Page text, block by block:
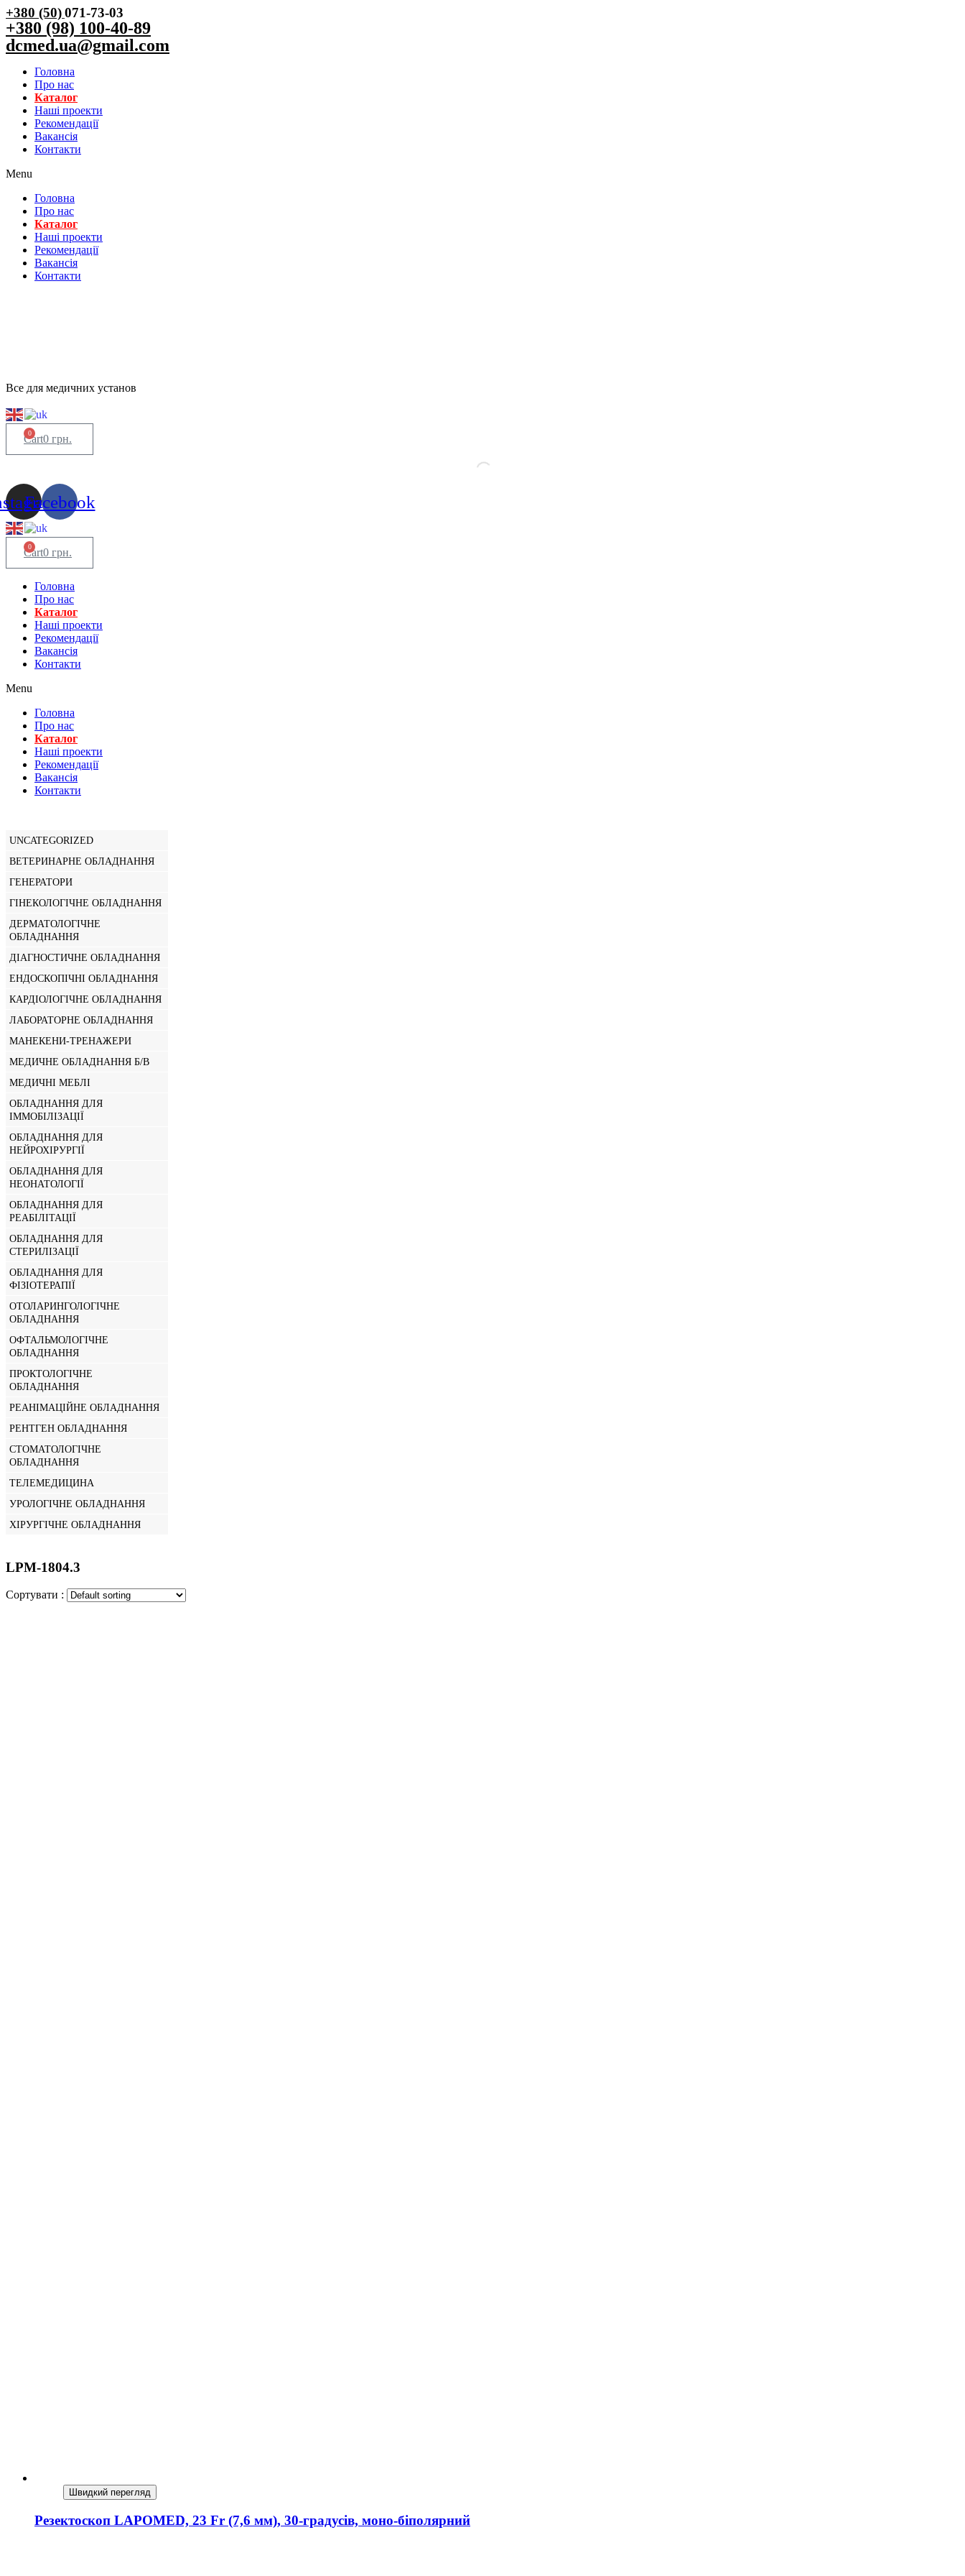
+380 (50)071-73-03
+380 (98) 100-40-89
dcmed.ua@gmail.com
Головна
Про нас
Каталог
Нашi проекти
Рекомендації
Вакансiя
Контакти
Menu
Головна
Про нас
Каталог
Нашi проекти
Рекомендації
Вакансiя
Контакти
Все для медичних установ
0 грн.
0
Cart
Facebook
0 грн.
0
Cart
Головна
Про нас
Каталог
Нашi проекти
Рекомендації
Вакансiя
Контакти
Menu
Головна
Про нас
Каталог
Нашi проекти
Рекомендації
Вакансiя
Контакти
UNCATEGORIZED
ВЕТЕРИНАРНЕ ОБЛАДНАННЯ
ГЕНЕРАТОРИ
ГІНЕКОЛОГІЧНЕ ОБЛАДНАННЯ
ДЕРМАТОЛОГІЧНЕ
ОБЛАДНАННЯ
ДІАГНОСТИЧНЕ ОБЛАДНАННЯ
ЕНДОСКОПІЧНІ ОБЛАДНАННЯ
КАРДІОЛОГІЧНЕ ОБЛАДНАННЯ
ЛАБОРАТОРНЕ ОБЛАДНАННЯ
МАНЕКЕНИ-ТРЕНАЖЕРИ
МЕДИЧНЕ ОБЛАДНАННЯ Б/В
МЕДИЧНІ МЕБЛІ
ОБЛАДНАННЯ ДЛЯ
ІММОБІЛІЗАЦІЇ
ОБЛАДНАННЯ ДЛЯ
НЕЙРОХІРУРГІЇ
ОБЛАДНАННЯ ДЛЯ
НЕОНАТОЛОГІЇ
ОБЛАДНАННЯ ДЛЯ
РЕАБІЛІТАЦІЇ
ОБЛАДНАННЯ ДЛЯ
СТЕРИЛІЗАЦІЇ
ОБЛАДНАННЯ ДЛЯ
ФІЗІОТЕРАПІЇ
ОТОЛАРИНГОЛОГІЧНЕ
ОБЛАДНАННЯ
ОФТАЛЬМОЛОГІЧНЕ
ОБЛАДНАННЯ
ПРОКТОЛОГІЧНЕ
ОБЛАДНАННЯ
РЕАНІМАЦІЙНЕ ОБЛАДНАННЯ
РЕНТГЕН ОБЛАДНАННЯ
СТОМАТОЛОГІЧНЕ
ОБЛАДНАННЯ
ТЕЛЕМЕДИЦИНА
УРОЛОГІЧНЕ ОБЛАДНАННЯ
ХІРУРГІЧНЕ ОБЛАДНАННЯ
LPM-1804.3
Сортувати :
Швидкий перегляд
Резектоскоп LAPOMED, 23 Fr (7,6 мм), 30-градусів, моно-біполярний